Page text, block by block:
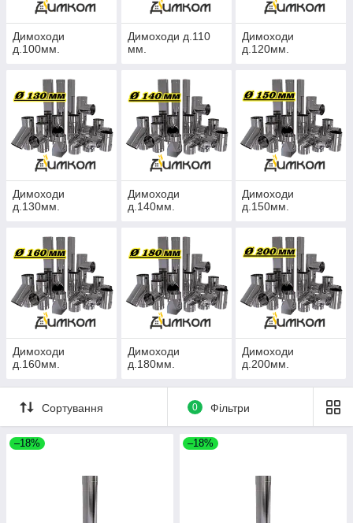
Димоходи
д.100мм.
Димоходи д.110
мм.
Димоходи
д.120мм.
Димоходи
д.130мм.
Димоходи
д.140мм.
Димоходи
д.150мм.
Димоходи
д.160мм.
Димоходи
д.180мм.
Димоходи
д.200мм.
Сортування 0 Фільтри
–18% –18%